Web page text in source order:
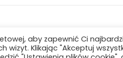
aby zapewnić Ci
Klikając "Akceptuj